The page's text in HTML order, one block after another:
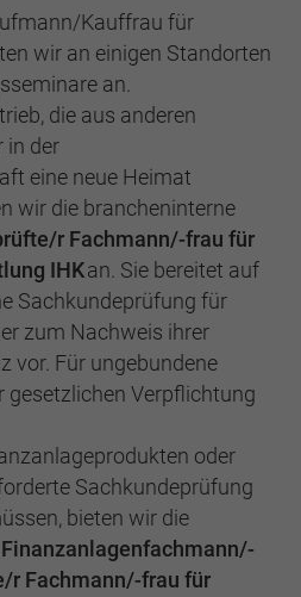
Kauffrau für
wir an einigen Standorten
an.
die aus anderen
in der
eine neue Heimat
wir die brancheninterne
r Fachmann/-frau für
IHKan. Sie bereitet auf
Sachkundeprüfung für
zum Nachweis ihrer
vor. Für ungebundene
gesetzlichen Verpflichtung
oder
Sachkundeprüfung
bieten wir die
r Fachmann/-frau für
Main
der Benutzer-ID bei
über den Webseiten-Login .
eine eindeutige ID, die verwendet
Daten dazu, wie der
die Website nutzt, zu generieren.